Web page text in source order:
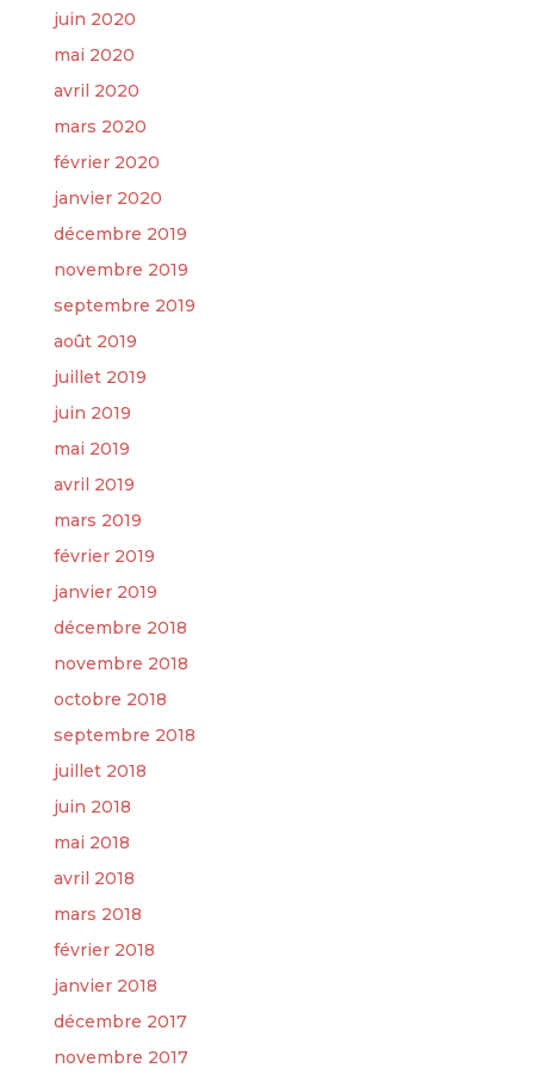
juin 2020
mai 2020
avril 2020
mars 2020
février 2020
janvier 2020
décembre 2019
novembre 2019
septembre 2019
août 2019
juillet 2019
juin 2019
mai 2019
avril 2019
mars 2019
février 2019
janvier 2019
décembre 2018
novembre 2018
octobre 2018
septembre 2018
juillet 2018
juin 2018
mai 2018
avril 2018
mars 2018
février 2018
janvier 2018
décembre 2017
novembre 2017